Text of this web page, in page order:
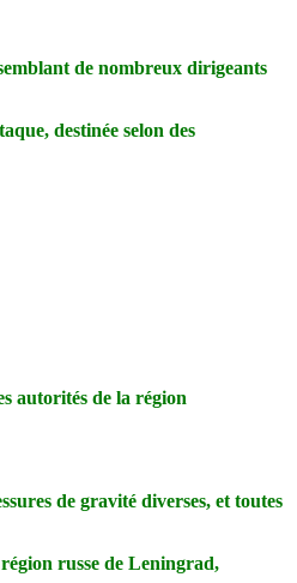
de nombreux dirigeants
destinée selon des
autorités de la région
de gravité diverses, et toutes
russe de Leningrad,